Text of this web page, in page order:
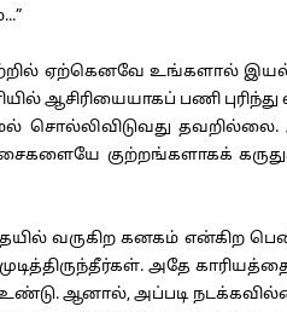
உங்களால்
ஆசிரியையாகப் பணி
சொல்லிவிடுவது
குற்றங்களாகக்
வருகிற கனகம்
அதே
ஆனால், அப்படி